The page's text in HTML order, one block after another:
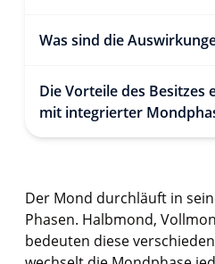
Was sind die
Die Vorteile des Besitzes
mit integrierter
Der Mond durchläuft in
Phasen. Halbmond,
bedeuten diese